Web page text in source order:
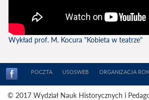
Wykład prof. M. Kocura "Kobieta w teatrze"
POCZTA USOSWEB ORGANIZACJA
© 2017 Wydział Nauk Historycznych i